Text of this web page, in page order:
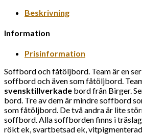
Beskrivning
Information
Prisinformation
Soffbord och fåtöljbord. Team är en
soffbord och även som fåtöljbord.
svensktillverkade bord från Birger.
bord. Tre av dem är mindre soffbord
som fåtöljbord. De två andra är lite
soffbord. Alla soffborden finns i
rökt ek, svartbetsad ek,